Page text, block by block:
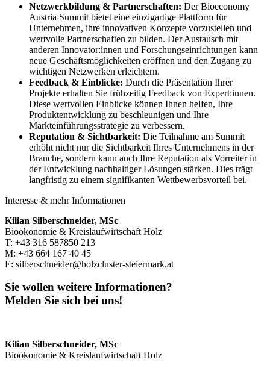
Netzwerkbildung & Partnerschaften: Der Bioeconomy
Austria Summit bietet eine einzigartige Plattform für
Unternehmen, ihre innovativen Konzepte vorzustellen und
wertvolle Partnerschaften zu bilden. Der Austausch mit
anderen Innovator:innen und Forschungseinrichtungen kann
neue Geschäftsmöglichkeiten eröffnen und den Zugang zu
wichtigen Netzwerken erleichtern.
Feedback & Einblicke: Durch die Präsentation Ihrer
Projekte erhalten Sie frühzeitig Feedback von Expert:innen.
Diese wertvollen Einblicke können Ihnen helfen, Ihre
Produktentwicklung zu beschleunigen und Ihre
Markteinführungsstrategie zu verbessern.
Reputation & Sichtbarkeit: Die Teilnahme am Summit
erhöht nicht nur die Sichtbarkeit Ihres Unternehmens in der
Branche, sondern kann auch Ihre Reputation als Vorreiter in
der Entwicklung nachhaltiger Lösungen stärken. Dies trägt
langfristig zu einem signifikanten Wettbewerbsvorteil bei.
Interesse & mehr Informationen
Kilian Silberschneider, MSc
Bioökonomie & Kreislaufwirtschaft Holz
T: +43 316 587850 213
M: +43 664 167 40 45
E: silberschneider@holzcluster-steiermark.at
Sie wollen weitere Informationen?
Melden Sie sich bei uns!
Kilian Silberschneider, MSc
Bioökonomie & Kreislaufwirtschaft Holz